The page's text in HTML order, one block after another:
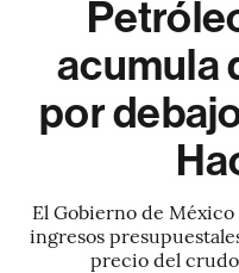
acumula
por
El Gobierno de
ingresos
precio del